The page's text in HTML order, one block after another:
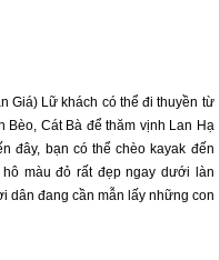
Giá) Lữ khách có thể đi thuyền từ
Bèo, Cát Bà để thăm vịnh Lan Hạ
đây, bạn có thể chèo kayak đến
màu đỏ rất đẹp ngay dưới làn
dân đang cần mẫn lấy những con